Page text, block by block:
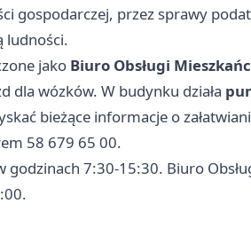
gospodarczej, przez sprawy
ludności.
jako Biuro Obsługi
dla wózków. W budynku działa
bieżące informacje o
58 679 65 00.
godzinach 7:30-15:30. Biuro